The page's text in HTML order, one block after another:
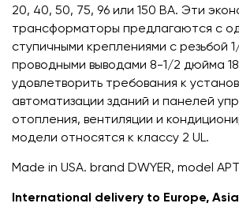
20, 40, 50, 75, 96 или 150 ВА. Эти
трансформаторы предлагаются с
ступичными креплениями с резьбой
проводными выводами 8-1/2 дюйма 18
удовлетворить требования к
автоматизации зданий и панелей
отопления, вентиляции и
модели относятся к классу 2 UL.
Made in USA. brand DWYER, model APT
International delivery to Europe,